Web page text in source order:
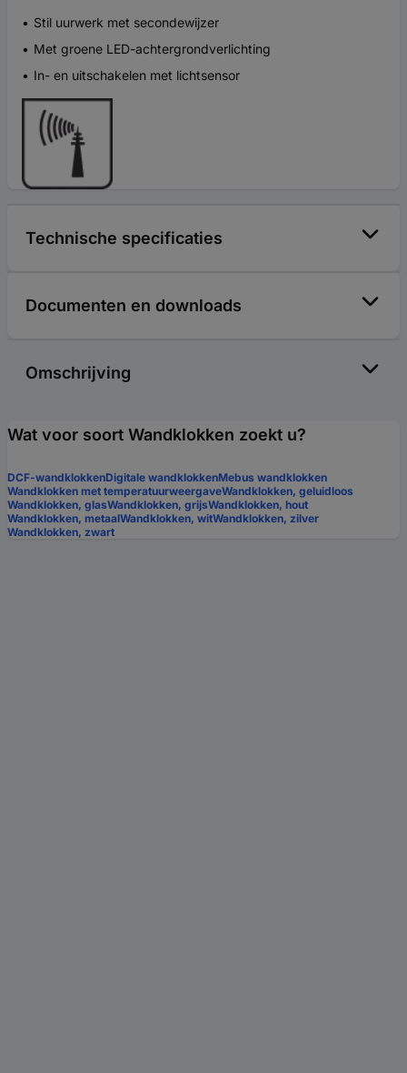
Stil uurwerk met secondewijzer
Met groene LED-achtergrondverlichting
In- en uitschakelen met lichtsensor
Technische specificaties
Documenten en downloads
Omschrijving
Wat voor soort Wandklokken zoekt u?
DCF-wandklokkenDigitale wandklokkenMebus wandklokken
Wandklokken met temperatuurweergaveWandklokken, geluidloos
Wandklokken, glasWandklokken, grijsWandklokken, hout
Wandklokken, metaalWandklokken, witWandklokken, zilver
Wandklokken, zwart